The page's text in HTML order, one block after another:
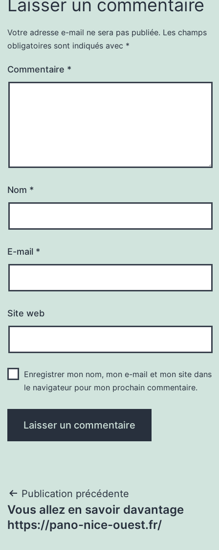
Laisser un commentaire
Votre adresse e-mail ne sera pas publiée. Les champs
obligatoires sont indiqués avec *
Commentaire *
Nom *
E-mail *
Site web
Enregistrer mon nom, mon e-mail et mon site dans
le navigateur pour mon prochain commentaire.
Navigation
de
Publication précédente
Vous allez en savoir davantage
https://pano-nice-ouest.fr/